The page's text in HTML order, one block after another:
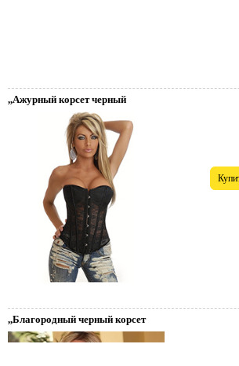
,,Ажурный корсет черный
,,Благородный черный корсет